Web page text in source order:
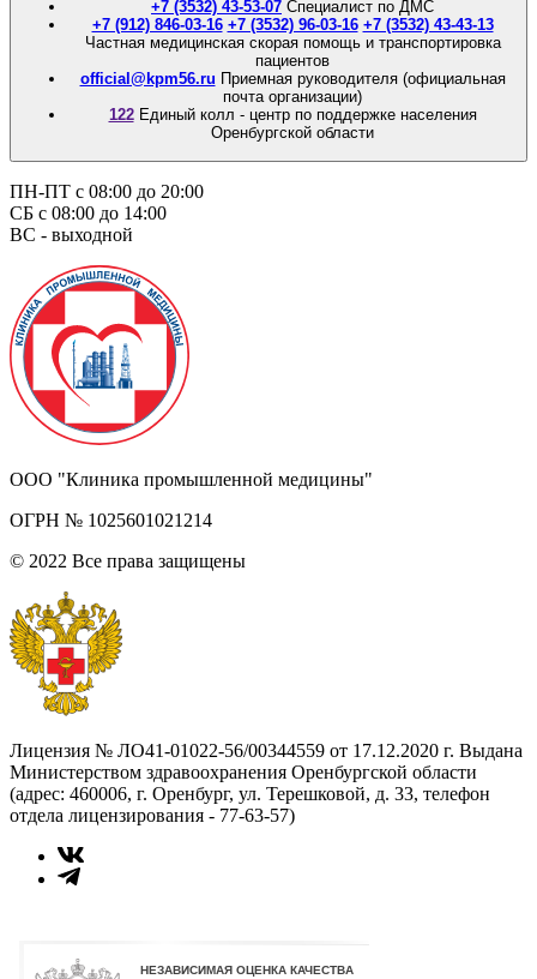
+7 (3532) 43-53-07 Специалист по ДМС
+7 (912) 846-03-16 +7 (3532) 96-03-16 +7 (3532) 43-43-13
Частная медицинская скорая помощь и транспортировка
пациентов
official@kpm56.ru Приемная руководителя (официальная
почта организации)
122 Единый колл - центр по поддержке населения
Оренбургской области
ПН-ПТ с 08:00 до 20:00
СБ с 08:00 до 14:00
ВС - выходной
ООО "Клиника промышленной медицины"
ОГРН № 1025601021214
© 2022 Все права защищены
Лицензия № ЛО41-01022-56/00344559 от 17.12.2020 г. Выдана
Министерством здравоохранения Оренбургской области
(адрес: 460006, г. Оренбург, ул. Терешковой, д. 33, телефон
отдела лицензирования - 77-63-57)